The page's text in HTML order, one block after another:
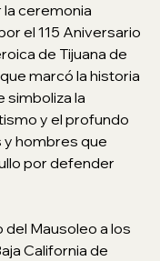
la ceremonia
el 115 Aniversario
de Tijuana de
marcó la historia
simboliza la
y el profundo
hombres que
por defender
del Mausoleo a los
California de